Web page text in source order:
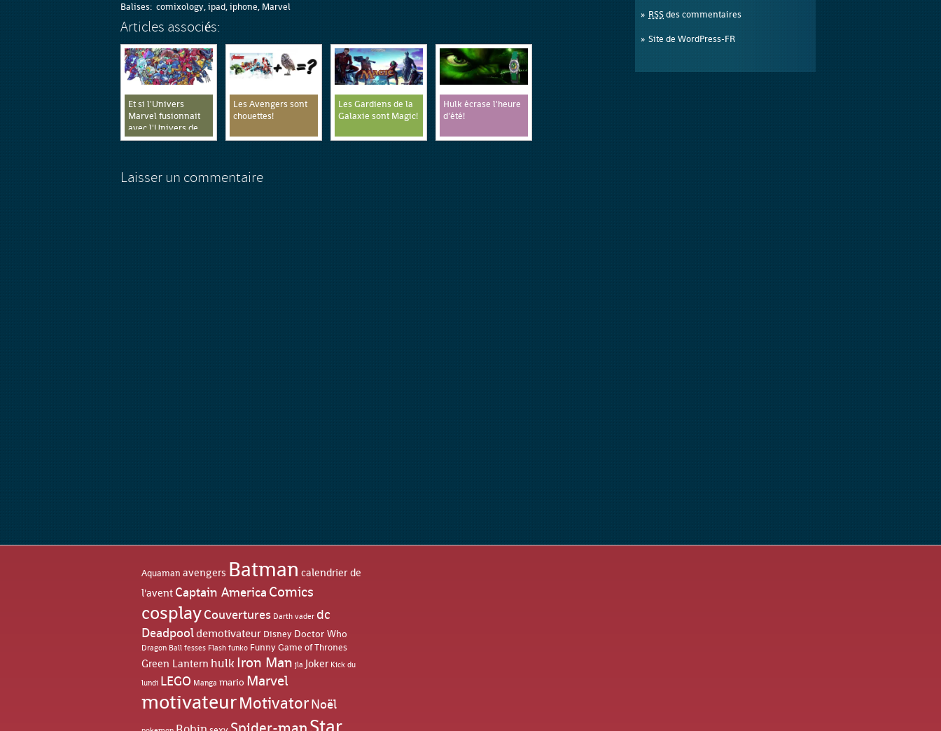
RSSdes commentaires
Site de WordPress-FR
Balises: comixology,ipad,iphone, Marvel
Articles associés:
Et si l'Univers
Marvel fusionnait
avec l'Univers de
Gundam?
Les Avengers sont
chouettes!
Les Gardiens de la
Galaxie sont Magic!
Hulk écrase l'heure
d'été!
Laisser un commentaire
Aquaman avengers Batman calendrier de
l'avent Captain America Comics
cosplayCouvertures Darth vader dc
Deadpooldemotivateur Disney Doctor Who
Dragon Ball fesses Flash funko FunnyGame of Thrones
Green Lantern hulk Iron Man jla Joker Kick du
lundi LEGO Manga mario Marvel
motivateurMotivatorNoël